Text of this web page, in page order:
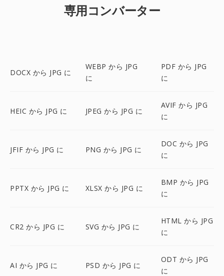
専用コンバーター
DOCX から JPG に
WEBP から JPG
に
PDF から JPG
に
HEIC から JPG に JPEG から JPG に
AVIF から JPG
に
JFIF から JPG に PNG から JPG に
DOC から JPG
に
PPTX から JPG に XLSX から JPG に
BMP から JPG
に
CR2 から JPG に SVG から JPG に
HTML から JPG
に
AI から JPG に PSD から JPG に
ODT から JPG
に